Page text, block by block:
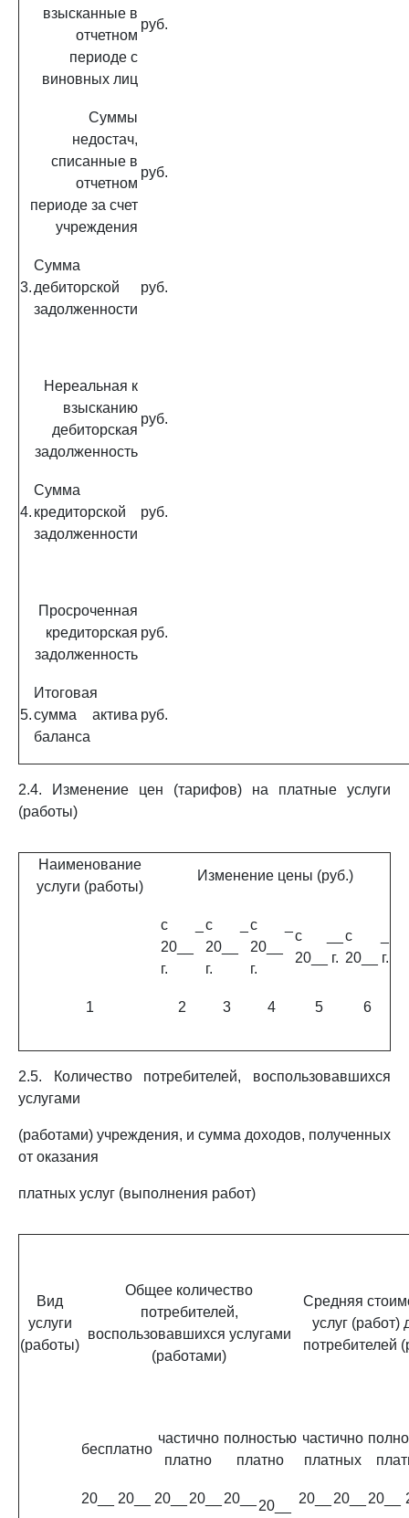
взысканные в
отчетном
периоде с
виновных лиц
руб.
Суммы
недостач,
списанные в
отчетном
периоде за счет
учреждения
руб.
3.
Сумма
дебиторской
задолженности
руб.
Нереальная к
взысканию
дебиторская
задолженность
руб.
4.
Сумма
кредиторской
задолженности
руб.
Просроченная
кредиторская
задолженность
руб.
5.
Итоговая
сумма актива
баланса
руб.
2.4. Изменение цен (тарифов) на платные услуги
(работы)
Наименование
услуги (работы)
Изменение цены (руб.)
с _
20__
г.
с _
20__
г.
с _
20__
г.
с __
20__ г.
с _
20__ г.
1 2 3 4 5 6
2.5. Количество потребителей, воспользовавшихся
услугами
(работами) учреждения, и сумма доходов, полученных
от оказания
платных услуг (выполнения работ)
Вид
услуги
(работы)
Общее количество
потребителей,
воспользовавшихся услугами
(работами)
Средняя
услуг (работ)
потребителей
бесплатно
частично
платно
полностью
платно
частично
платных
20__ 20__ 20__ 20__ 20__
20__
20__ 20__ 20__